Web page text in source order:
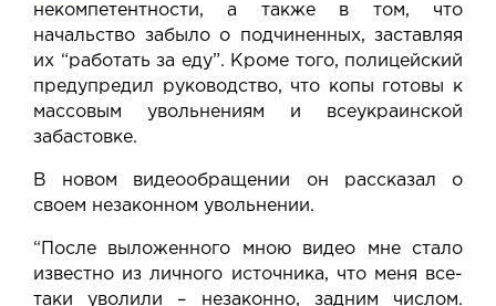
некомпетентности, а также в том, что
начальство забыло о подчиненных, заставляя
их “работать за еду”. Кроме того, полицейский
предупредил руководство, что копы готовы к
массовым увольнениям и всеукраинской
забастовке.
В новом видеообращении он рассказал о
своем незаконном увольнении.
“После выложенного мною видео мне стало
известно из личного источника, что меня все-
таки уволили – незаконно, задним числом.